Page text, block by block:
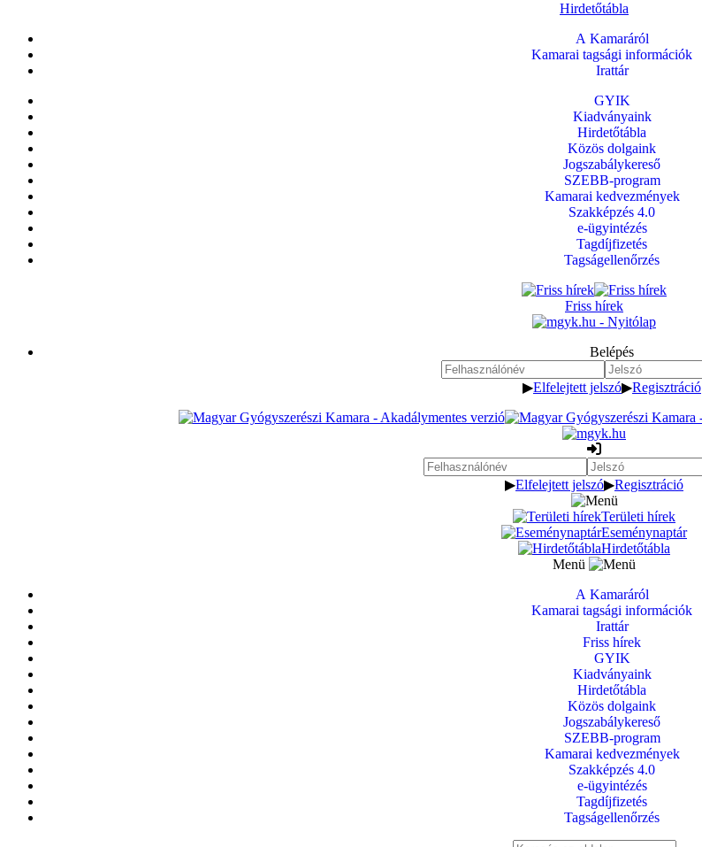
Hirdetőtábla
A Kamaráról
Kamarai tagsági információk
Irattár
GYIK
Kiadványaink
Hirdetőtábla
Közös dolgaink
Jogszabálykereső
SZEBB-program
Kamarai kedvezmények
Szakképzés 4.0
e-ügyintézés
Tagdíjfizetés
Tagságellenőrzés
Friss hírek
Belépés
▶Elfelejtett jelszó▶Regisztráció
▶Elfelejtett jelszó▶Regisztráció
Területi hírek
Eseménynaptár
Hirdetőtábla
Menü
A Kamaráról
Kamarai tagsági információk
Irattár
Friss hírek
GYIK
Kiadványaink
Hirdetőtábla
Közös dolgaink
Jogszabálykereső
SZEBB-program
Kamarai kedvezmények
Szakképzés 4.0
e-ügyintézés
Tagdíjfizetés
Tagságellenőrzés